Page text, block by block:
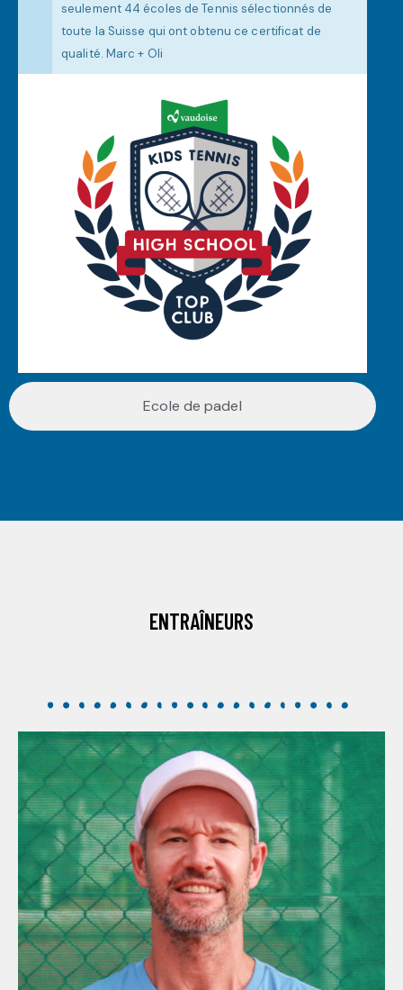
Ecole de padel
seulement 44 écoles de Tennis sélectionnés de
toute la Suisse qui ont obtenu ce certificat de
qualité. Marc + Oli
ENTRAÎNEURS